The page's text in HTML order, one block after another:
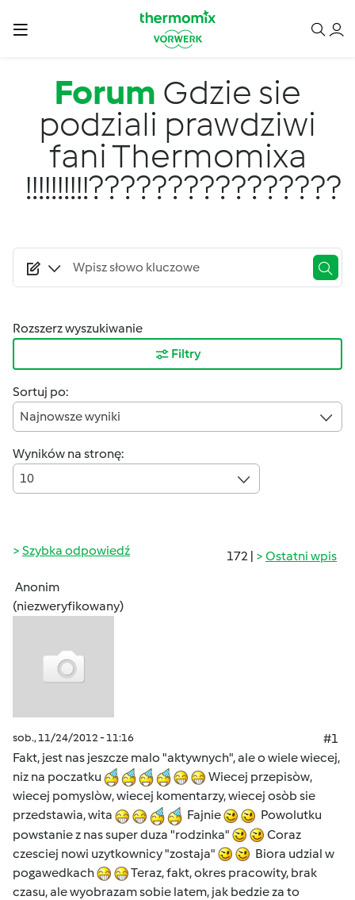
Forum Gdzie sie
podziali prawdziwi
fani Thermomixa
!!!!!!!!!!????????????????
Rozszerz wyszukiwanie
Filtry
Sortuj po:
Najnowsze wyniki
Wyników na stronę:
10
172 | Ostatni wpis
Szybka odpowiedź
Anonim
(niezweryfikowany)
sob., 11/24/2012 - 11:16
#1
Fakt, jest nas jeszcze malo "aktywnych", ale o wiele wiecej,
niz na poczatku
Wiecej przepisòw,
wiecej pomyslòw, wiecej komentarzy, wiecej osòb sie
przedstawia, wita
Fajnie
Powolutku
powstanie z nas super duza "rodzinka"
Coraz
czesciej nowi uzytkownicy "zostaja"
Biora udzial w
pogawedkach
Teraz, fakt, okres pracowity, brak
czasu, ale wyobrazam sobie latem, jak bedzie za to